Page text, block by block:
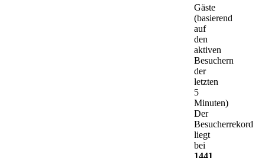
Gäste
(basierend
auf
den
aktiven
Besuchern
der
letzten
5
Minuten)
Der
Besucherrekord
liegt
bei